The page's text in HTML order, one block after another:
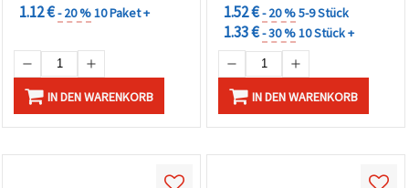
1.12 €- 20 %10 Paket +
IN DEN WARENKORB
1.52 €- 20 %5-9 Stück
1.33 €- 30 %10 Stück +
IN DEN WARENKORB